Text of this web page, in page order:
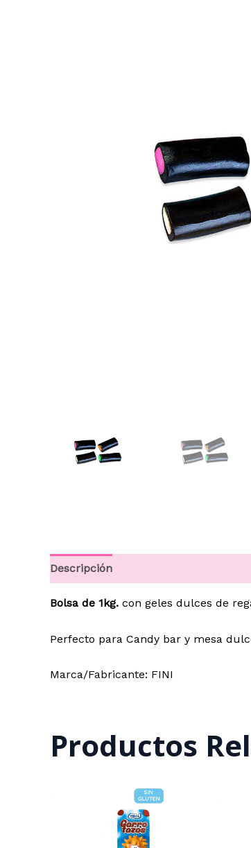
Descripción
Bolsa de 1kg. con geles dulces de
Perfecto para Candy bar y mesa
Marca/Fabricante: FINI
Productos